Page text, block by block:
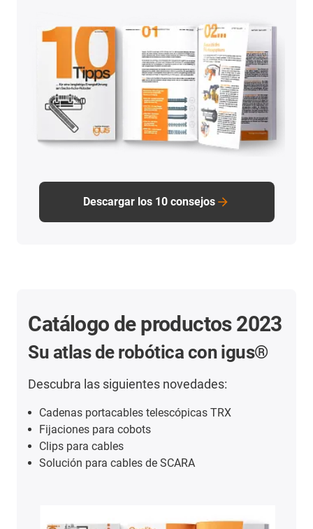
Descargar los 10 consejos
Catálogo de productos 2023
Su atlas de robótica con igus®
Descubra las siguientes novedades:
Cadenas portacables telescópicas TRX
Fijaciones para cobots
Clips para cables
Solución para cables de SCARA